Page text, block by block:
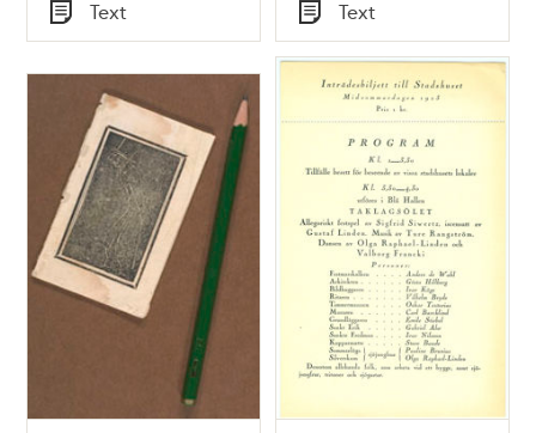
samt vederbörande
och presterskapet i
synnerhet
Typ
Text
Typ
Text